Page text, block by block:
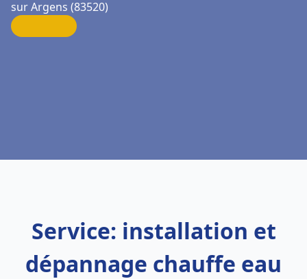
sur Argens (83520)
Service: installation et
dépannage chauffe eau